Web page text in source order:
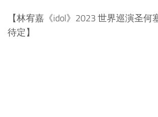
【林宥嘉《idol》2023 世界巡演圣何
待定】